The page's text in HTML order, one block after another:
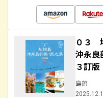
０３
沖永
３訂版
島旅